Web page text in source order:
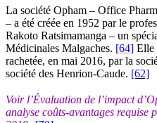
La société Opham – Office
– a été créée en 1952 par le
Rakoto Ratsimamanga – un
Médicinales Malgaches. [64] Elle
rachetée, en mai 2016, par la
société des Henrion-Caude. [62]
Voir l’Évaluation de l’impact
analyse coûts-avantages requise